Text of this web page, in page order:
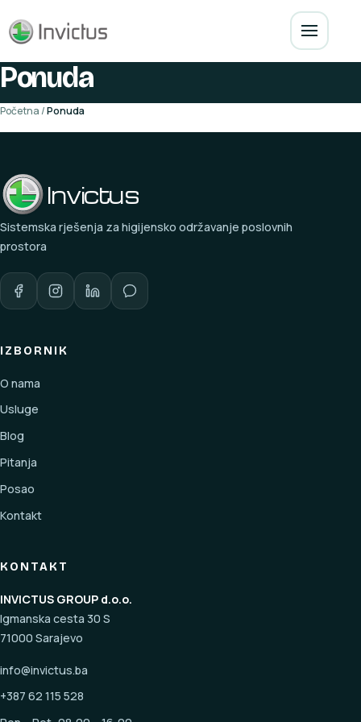
Ponuda
Početna /Ponuda
Invictus
Sistemska rješenja za higijensko održavanje poslovnih
prostora
IZBORNIK
O nama
Usluge
Blog
Pitanja
Posao
Kontakt
KONTAKT
INVICTUS GROUP d.o.o.
Igmanska cesta 30 S
71000 Sarajevo
info@invictus.ba
+387 62 115 528